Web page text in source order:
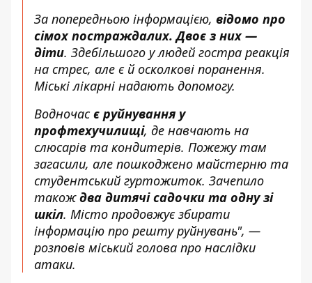
За попередньою інформацією, відомо про
сімох постраждалих. Двоє з них —
діти. Здебільшого у людей гостра реакція
на стрес, але є й осколкові поранення.
Міські лікарні надають допомогу.
Водночасє руйнування у
профтехучилищі, де навчають на
слюсарів та кондитерів. Пожежу там
загасили, але пошкоджено майстерню та
студентський гуртожиток. Зачепило
такождва дитячі садочки та одну зі
шкіл. Місто продовжує збирати
інформацію про решту руйнувань", —
розповів міський голова про наслідки
атаки.